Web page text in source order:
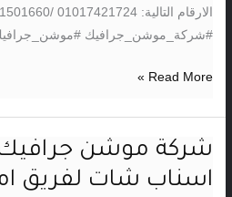
الارقام التالية:
#شركة_موشن_جرافيك
–
abc
Read More »
شركة موشن جرافيك
اسناب شات لفريق
شركة
موشن